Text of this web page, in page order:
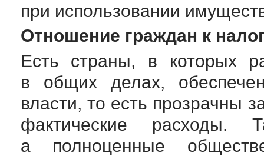
при использовании
Отношение граждан к
Есть страны, в которых
в общих делах,
власти, то есть прозрачны
фактические расходы.
а полноценные